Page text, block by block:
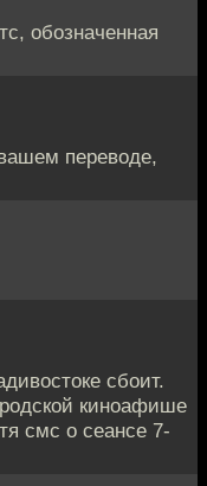
обозначенная
переводе,
сбоит.
киноафише
смс о сеансе 7-